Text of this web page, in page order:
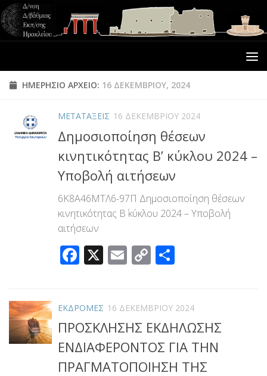
ΗΜΕΡΉΣΙΟ ΑΡΧΕΊΟ: 16 ΔΕΚΕΜΒΡΊΟΥ, 2024
ΜΕΤΑΤΑΞΕΙΣ 16 ΔΕΚΕΜΒΡΊΟΥ 2024
Δημοσιοποίηση θέσεων
κινητικότητας Β’ κύκλου 2024 –
Υποβολή αιτήσεων
6Κ8Α46ΜΤΛ6-97Π Δημοσιοποίηση θέσεων
κινητικότητας Β΄ κύκλου 2024 – Υποβολή
αιτήσεων
Facebook
X Email
Copy
ΕΚΔΡΟΜΕΣ 16 ΔΕΚΕΜΒΡΊΟΥ 2024
ΠΡΟΣΚΛΗΣΗΣ ΕΚΔΗΛΩΣΗΣ
ΕΝΔΙΑΦΕΡΟΝΤΟΣ ΓΙΑ ΤΗΝ
ΠΡΑΓΜΑΤΟΠΟΙΗΣΗ ΤΗΣ